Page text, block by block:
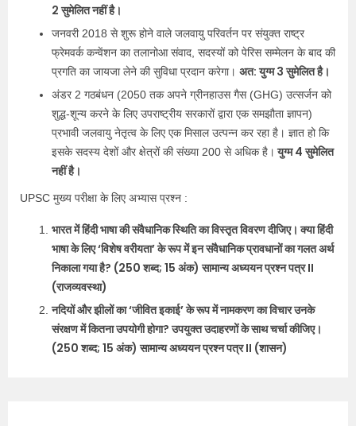
2 सुमेलित नहीं है।
जनवरी 2018 से शुरू होने वाले जलवायु परिवर्तन पर संयुक्त राष्ट्र
फ्रेमवर्क कन्वेंशन का तलानोआ संवाद, सदस्यों को पेरिस सम्मेलन के बाद की
प्रगति का जायजा लेने की सुविधा प्रदान करेगा। अत: युग्म 3 सुमेलित है।
अंडर 2 गठबंधन (2050 तक अपने ग्रीनहाउस गैस (GHG) उत्सर्जन को
शुद्ध-शून्य करने के लिए उपराष्ट्रीय सरकारों द्वारा एक समझौता ज्ञापन)
प्रभावी जलवायु नेतृत्व के लिए एक मिसाल उत्पन्न कर रहा है। ज्ञात हो कि
इसके सदस्य देशों और क्षेत्रों की संख्या 200 से अधिक है। युग्म 4 सुमेलित
नहीं है।
UPSC मुख्य परीक्षा के लिए अभ्यास प्रश्न :
भारत में हिंदी भाषा की संवैधानिक स्थिति का विस्तृत विवरण दीजिए। क्या हिंदी
भाषा के लिए ‘विशेष वरीयता’ के रूप में इन संवैधानिक प्रावधानों का गलत अर्थ
निकाला गया है? (250 शब्द; 15 अंक) सामान्य अध्ययन प्रश्न पत्र II
(राजव्यवस्था)
नदियों और झीलों का ‘जीवित इकाई’ के रूप में नामकरण का विचार उनके
संरक्षण में कितना उपयोगी होगा? उपयुक्त उदाहरणों के साथ चर्चा कीजिए।
(250 शब्द; 15 अंक) सामान्य अध्ययन प्रश्न पत्र II (शासन)